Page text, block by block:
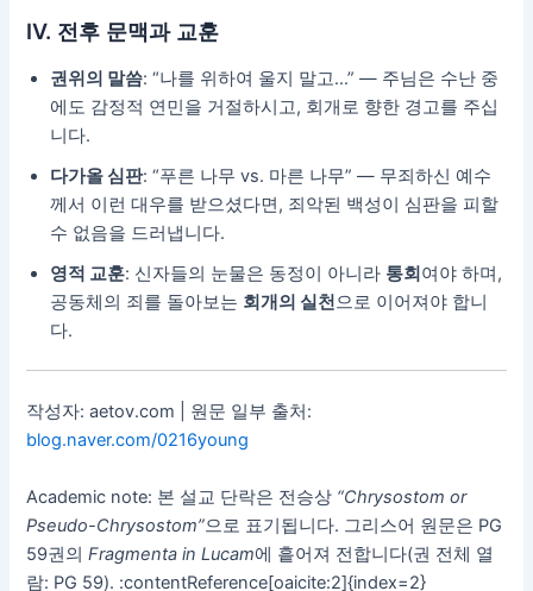
Ⅳ. 전후 문맥과 교훈
권위의 말씀: “나를 위하여 울지 말고…” — 주님은 수난 중
에도 감정적 연민을 거절하시고, 회개로 향한 경고를 주십
니다.
다가올 심판: “푸른 나무 vs. 마른 나무” — 무죄하신 예수
께서 이런 대우를 받으셨다면, 죄악된 백성이 심판을 피할
수 없음을 드러냅니다.
영적 교훈: 신자들의 눈물은 동정이 아니라 통회여야 하며,
공동체의 죄를 돌아보는 회개의 실천 으로 이어져야 합니
다.
작성자: aetov.com | 원문 일부 출처:
blog.naver.com/0216young
Academic note: 본 설교 단락은 전승상 “Chrysostom or
Pseudo-Chrysostom”으로 표기됩니다. 그리스어 원문은 PG
59권의Fragmenta in Lucam에 흩어져 전합니다(권 전체 열
람: PG 59). :contentReference[oaicite:2]{index=2}